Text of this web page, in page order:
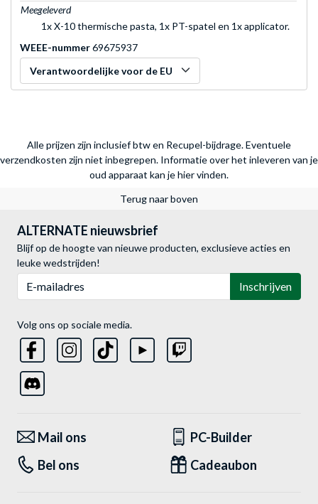
Meegeleverd
1x X-10 thermische pasta, 1x PT-spatel en 1x applicator.
WEEE-nummer69675937
Verantwoordelijke voor de EU
Alle prijzen zijn inclusief btw en Recupel-bijdrage. Eventuele
verzendkosten zijn niet inbegrepen. Informatie over het inleveren van je
oud apparaat kan je hier vinden.
Terug naar boven
ALTERNATE nieuwsbrief
Blijf op de hoogte van nieuwe producten, exclusieve acties en
leuke wedstrijden!
Inschrijven
Volg ons op sociale media.
Mail ons
PC-Builder
Bel ons
Cadeaubon